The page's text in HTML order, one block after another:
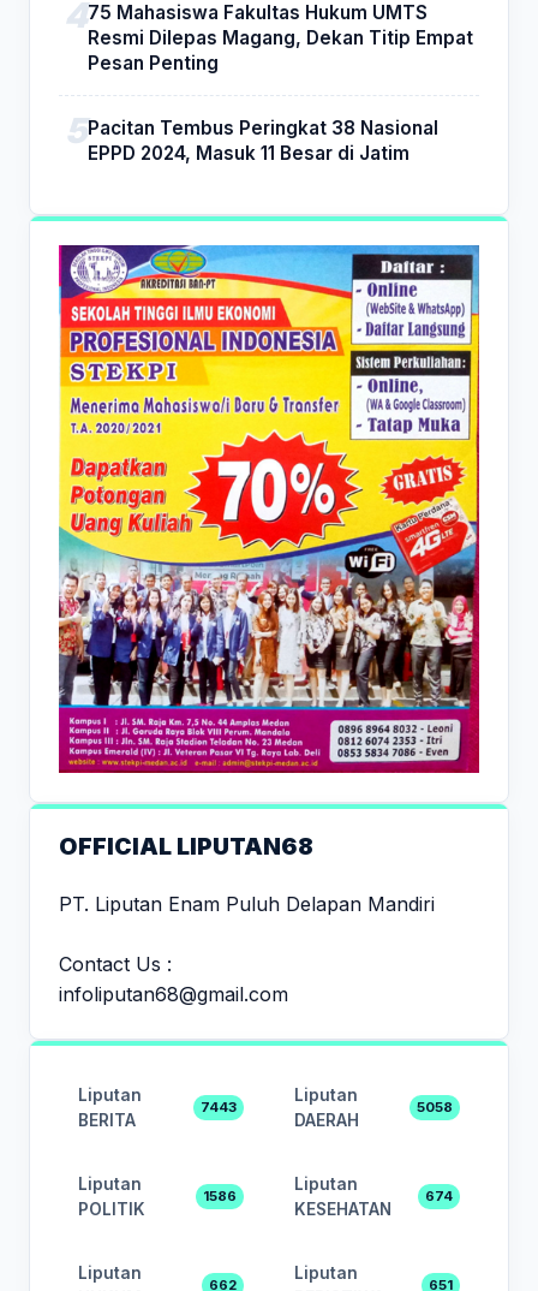
75 Mahasiswa Fakultas Hukum UMTS
Resmi Dilepas Magang, Dekan Titip Empat
Pesan Penting
Pacitan Tembus Peringkat 38 Nasional
EPPD 2024, Masuk 11 Besar di Jatim
OFFICIAL LIPUTAN68
PT. Liputan Enam Puluh Delapan Mandiri
Contact Us :
infoliputan68@gmail.com
Liputan
BERITA
7443
Liputan
DAERAH
5058
Liputan
POLITIK
1586
Liputan
KESEHATAN
674
Liputan
662
Liputan
651